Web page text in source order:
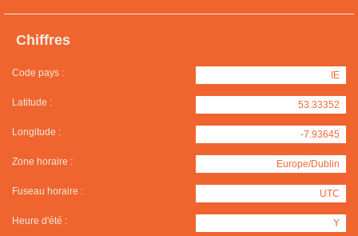
Chiffres
Code pays : IE
Latitude : 53.33352
Longitude : -7.93645
Zone horaire : Europe/Dublin
Fuseau horaire : UTC
Heure d'été : Y